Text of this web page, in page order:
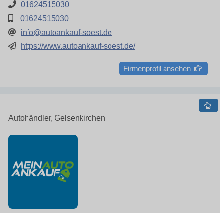
01624515030
01624515030
info@autoankauf-soest.de
https://www.autoankauf-soest.de/
Firmenprofil ansehen
Autohändler, Gelsenkirchen